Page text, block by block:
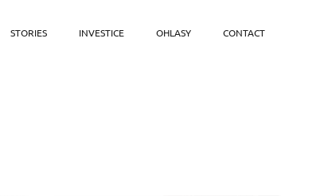
STORIES INVESTICE OHLASY CONTACT